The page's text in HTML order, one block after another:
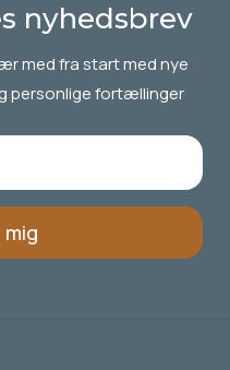
nyhedsbrev
med fra start med nye
personlige fortællinger
mig